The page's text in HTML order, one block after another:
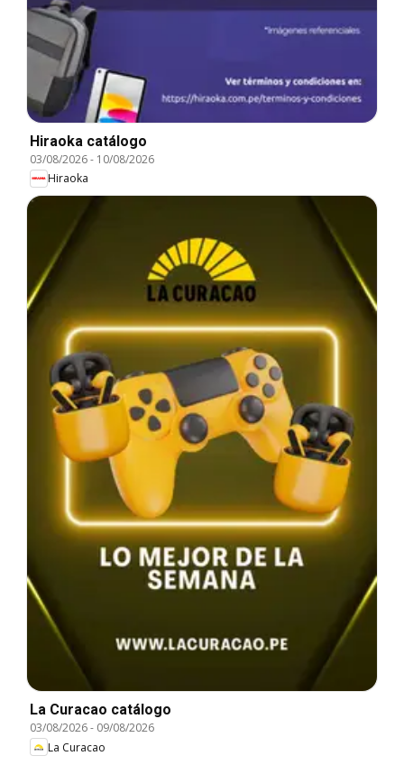
Hiraoka catálogo
03/08/2026- 10/08/2026
Hiraoka
La Curacao catálogo
03/08/2026- 09/08/2026
La Curacao